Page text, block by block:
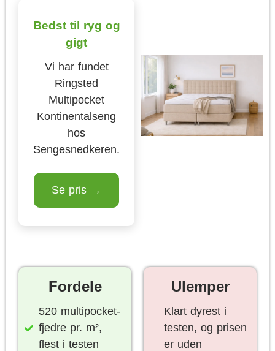
Bedst til ryg og
gigt
Vi har fundet
Ringsted
Multipocket
Kontinentalseng
hos
Sengesnedkeren.
Se pris →
Fordele
520 multipocket-
fjedre pr. m²,
flest i testen
Ulemper
Klart dyrest i
testen, og prisen
er uden